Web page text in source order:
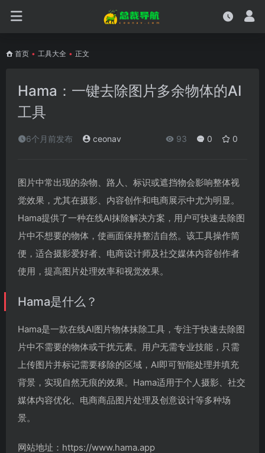
首页 • 工具大全 • 正文
Hama：一键去除图片多余物体的AI
工具
6个月前发布 ceonav 93 0 0
图片中常出现的杂物、路人、标识或遮挡物会影响整体视
觉效果，尤其在摄影、内容创作和电商展示中尤为明显。
Hama提供了一种在线AI抹除解决方案，用户可快速去除图
片中不想要的物体，使画面保持整洁自然。该工具操作简
便，适合摄影爱好者、电商设计师及社交媒体内容创作者
使用，提高图片处理效率和视觉效果。
Hama是什么？
Hama是一款在线AI图片物体抹除工具，专注于快速去除图
片中不需要的物体或干扰元素。用户无需专业技能，只需
上传图片并标记需要移除的区域，AI即可智能处理并填充
背景，实现自然无痕的效果。Hama适用于个人摄影、社交
媒体内容优化、电商商品图片处理及创意设计等多种场
景。
网站地址：https://www.hama.app